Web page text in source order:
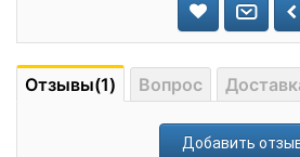
Отзывы(1) Вопрос
Добавить